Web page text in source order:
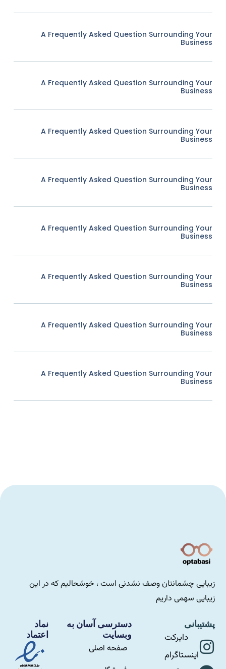
A Frequently Asked Question Surrounding Your
Business
A Frequently Asked Question Surrounding Your
Business
A Frequently Asked Question Surrounding Your
Business
A Frequently Asked Question Surrounding Your
Business
A Frequently Asked Question Surrounding Your
Business
A Frequently Asked Question Surrounding Your
Business
A Frequently Asked Question Surrounding Your
Business
A Frequently Asked Question Surrounding Your
Business
زیبایی چشمانتان وصف نشدنی است ، خوشحالیم که در این
زیبایی سهمی داریم
دسترسی آسان به
وبسایت
صفحه اصلی
پشتیبانی
دایرکت
اینستاگرام
نماد
اعتماد